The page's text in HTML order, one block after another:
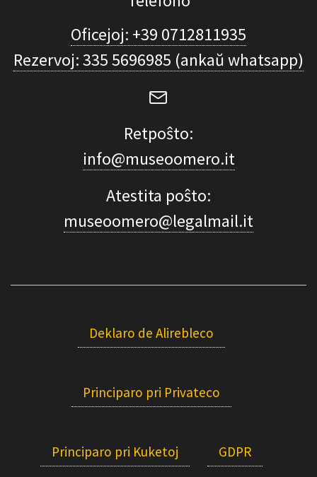
Oficejoj: +39 0712811935
Rezervoj: 335 5696985 (ankaŭ whatsapp)
Retpoŝto:
info@museoomero.it
Atestita poŝto:
museoomero@legalmail.it
Deklaro de Alirebleco
Principaro pri Privateco
Principaro pri Kuketoj GDPR